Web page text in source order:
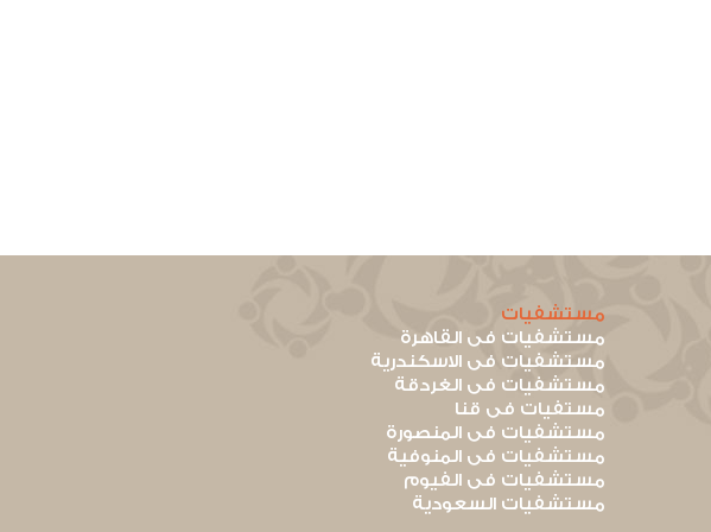
مستشفيات
مستشفيات فى القاهرة
مستشفيات فى الاسكندرية
مستشفيات فى الغردقة
مستفيات فى قنا
مستشفيات فى المنصورة
مستشفيات فى المنوفية
مستشفيات فى الفيوم
مستشفيات السعودية